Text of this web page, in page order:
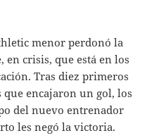
menor perdonó la
en crisis, que está en los
Tras diez primeros
encajaron un gol, los
del nuevo entrenador
les negó la victoria.